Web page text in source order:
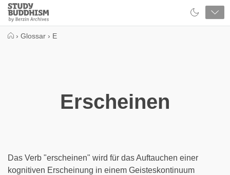
Close
Study
Buddhism
› Glossar › E
Erscheinen
Das Verb "erscheinen" wird für das Auftauchen einer
kognitiven Erscheinung in einem Geisteskontinuum